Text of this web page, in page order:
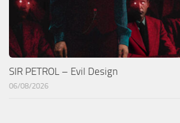
SIR PETROL – Evil Design
06/08/2026